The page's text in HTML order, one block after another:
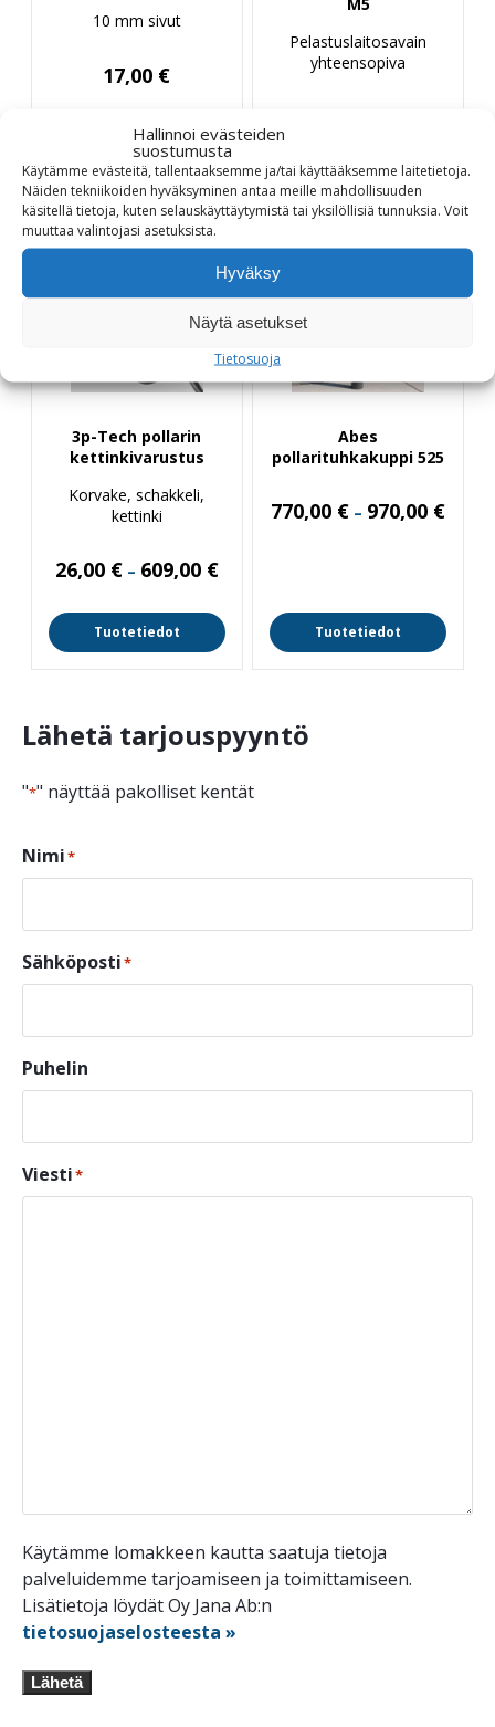
Hallinnoi evästeiden
suostumusta
Käytämme evästeitä, tallentaaksemme ja/tai käyttääksemme laitetietoja.
Näiden tekniikoiden hyväksyminen antaa meille mahdollisuuden
käsitellä tietoja, kuten selauskäyttäytymistä tai yksilöllisiä tunnuksia. Voit
muuttaa valintojasi asetuksista.
Hyväksy
Näytä asetukset
Tietosuoja
10 mm sivut
17,00 €
Tuotetiedot
M5
Pelastuslaitosavain
yhteensopiva
Tuotetiedot
3p-Tech pollarin
kettinkivarustus
Korvake, schakkeli,
kettinki
26,00 € – 609,00 €Hintaluokka:
26,00 €
Tuotetiedot
Abes
pollarituhkakuppi 525
770,00 € – 970,00 €
Tuotetiedot
Lähetä tarjouspyyntö
"*" näyttää pakolliset kentät
Nimi*
Sähköposti*
Puhelin
Viesti*
Käytämme lomakkeen kautta saatuja tietoja
palveluidemme tarjoamiseen ja toimittamiseen.
Lisätietoja löydät Oy Jana Ab:n
tietosuojaselosteesta »
Lähetä